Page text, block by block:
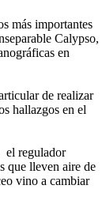
más importantes
Calypso,
en
de realizar
hallazgos en el
el regulador
que lleven aire de
vino a cambiar